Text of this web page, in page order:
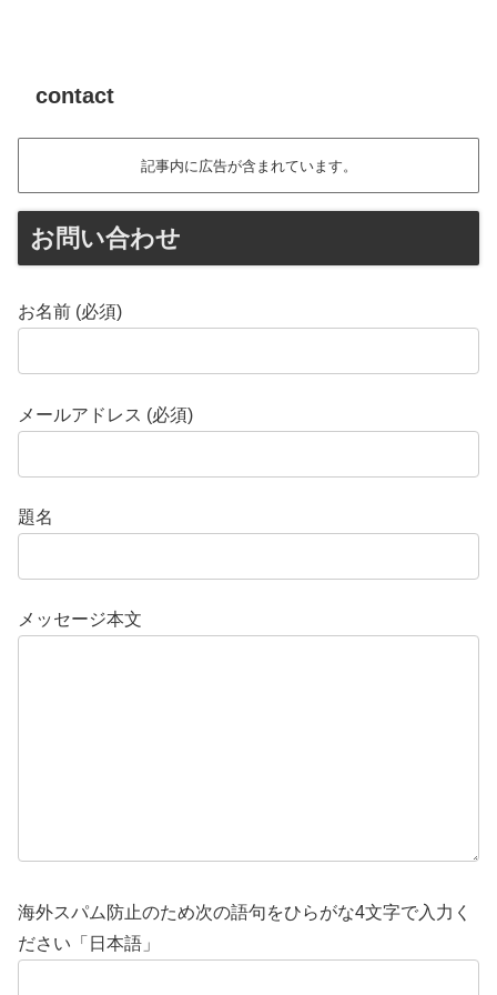
contact
記事内に広告が含まれています。
お問い合わせ
お名前 (必須)
メールアドレス (必須)
題名
メッセージ本文
海外スパム防止のため次の語句をひらがな4文字で入力く
ださい「日本語」